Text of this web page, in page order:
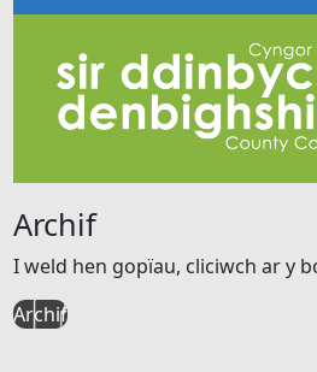
Archif
I weld hen gopïau, cliciwch ar y
Archif